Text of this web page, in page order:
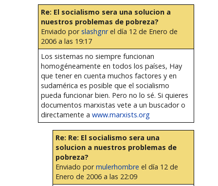
Re: El socialismo sera una solucion a
nuestros problemas de pobreza?
Enviado porslashgnrel día 12 de Enero de
2006 a las 19:17
Los sistemas no siempre funcionan
homogéneamente en todos los países, Hay
que tener en cuenta muchos factores y en
sudamérica es posible que el socialismo
pueda funcionar bien. Pero no lo sé. Si quieres
documentos marxistas vete a un buscador o
directamente a www.marxists.org
Re: Re: El socialismo sera una
solucion a nuestros problemas de
pobreza?
Enviado pormulerhombre el día 12 de
Enero de 2006 a las 22:09